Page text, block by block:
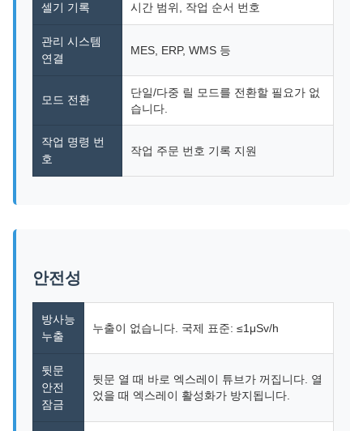
셀기 기록 시간 범위, 작업 순서 번호
관리 시스템
연결
MES, ERP, WMS 등
모드 전환
단일/다중 릴 모드를 전환할 필요가 없
습니다.
작업 명령 번
호
작업 주문 번호 기록 지원
안전성
방사능
누출
누출이 없습니다. 국제 표준: ≤1μSv/h
뒷문
안전
잠금
뒷문 열 때 바로 엑스레이 튜브가 꺼집니다. 열
었을 때 엑스레이 활성화가 방지됩니다.